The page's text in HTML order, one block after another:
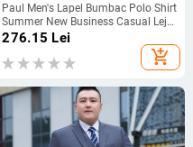
Paul Men's Lapel Bumbac Polo Shirt
Summer New Business Casual Lejer
cu mânecă scurtă T-shirt bărbați la
276.15 Lei
add_shopping_cart